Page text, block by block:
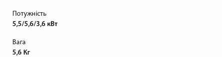
Потужність
5,5/5,6/3,6 кВт
Вага
5,6 Кг